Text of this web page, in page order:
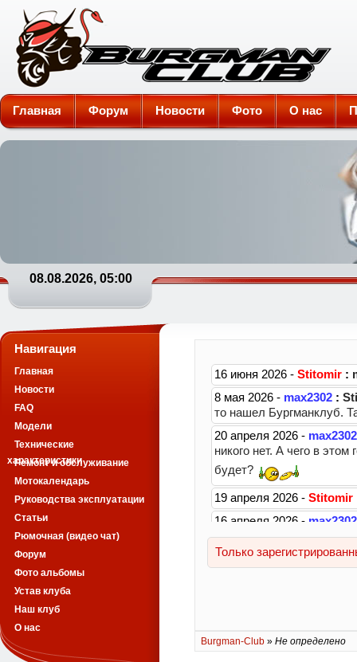
Burgman-Club
Главная Форум Новости Фото О нас
08.08.2026, 05:00
Burgman-Club » Не определено
Навигация
Главная
Новости
FAQ
Модели
Технические
характеристики
Ремонт и обслуживание
Мотокалендарь
Руководства эксплуатации
Статьи
Рюмочная (видео чат)
Форум
Фото альбомы
Устав клуба
Наш клуб
О нас